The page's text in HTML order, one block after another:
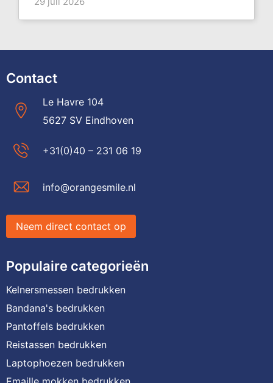
Contact
Le Havre 104
5627 SV Eindhoven
+31(0)40 – 231 06 19
info@orangesmile.nl
Neem direct contact op
Populaire categorieën
Kelnersmessen bedrukken
Bandana's bedrukken
Pantoffels bedrukken
Reistassen bedrukken
Laptophoezen bedrukken